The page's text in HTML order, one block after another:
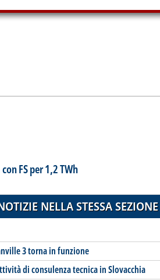
FS per 1,2 TWh
NELLA STESSA SEZIONE
3 torna in funzione
di consulenza tecnica in Slovacchia